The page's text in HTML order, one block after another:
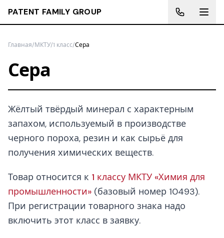
PATENT FAMILY GROUP
Главная/МКТУ/1 класс/Сера
Сера
Жёлтый твёрдый минерал с характерным
запахом, используемый в производстве
черного пороха, резин и как сырьё для
получения химических веществ.
Товар относится к 1 классу МКТУ «Химия для
промышленности» (базовый номер 10493).
При регистрации товарного знака надо
включить этот класс в заявку.